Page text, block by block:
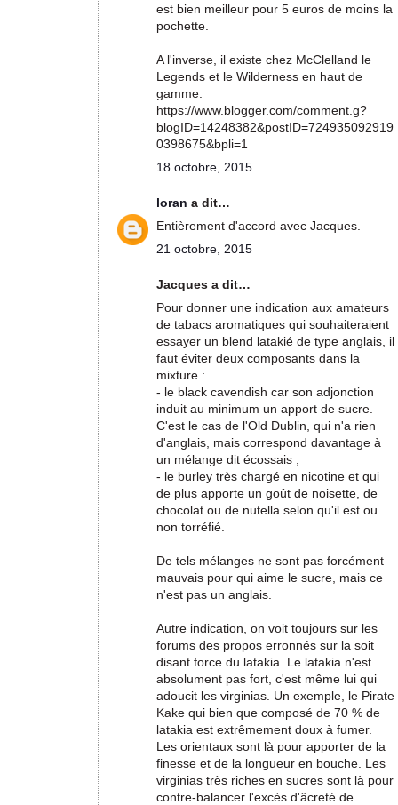
est bien meilleur pour 5 euros de moins la
pochette.
A l'inverse, il existe chez McClelland le
Legends et le Wilderness en haut de
gamme.
https://www.blogger.com/comment.g?
blogID=14248382&postID=724935092919
0398675&bpli=1
18 octobre, 2015
loran a dit…
Entièrement d'accord avec Jacques.
21 octobre, 2015
Jacques a dit…
Pour donner une indication aux amateurs
de tabacs aromatiques qui souhaiteraient
essayer un blend latakié de type anglais, il
faut éviter deux composants dans la
mixture :
- le black cavendish car son adjonction
induit au minimum un apport de sucre.
C'est le cas de l'Old Dublin, qui n'a rien
d'anglais, mais correspond davantage à
un mélange dit écossais ;
- le burley très chargé en nicotine et qui
de plus apporte un goût de noisette, de
chocolat ou de nutella selon qu'il est ou
non torréfié.
De tels mélanges ne sont pas forcément
mauvais pour qui aime le sucre, mais ce
n'est pas un anglais.
Autre indication, on voit toujours sur les
forums des propos erronnés sur la soit
disant force du latakia. Le latakia n'est
absolument pas fort, c'est même lui qui
adoucit les virginias. Un exemple, le Pirate
Kake qui bien que composé de 70 % de
latakia est extrêmement doux à fumer.
Les orientaux sont là pour apporter de la
finesse et de la longueur en bouche. Les
virginias très riches en sucres sont là pour
contre-balancer l'excès d'âcreté de